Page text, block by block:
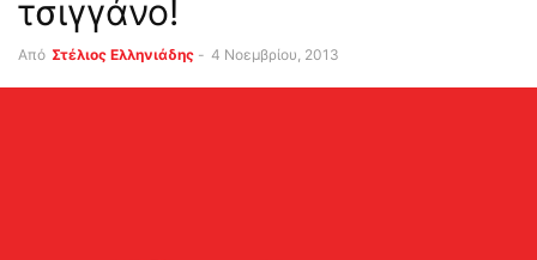
τσιγγάνο!
Από Στέλιος Ελληνιάδης - 4 Νοεμβρίου, 2013